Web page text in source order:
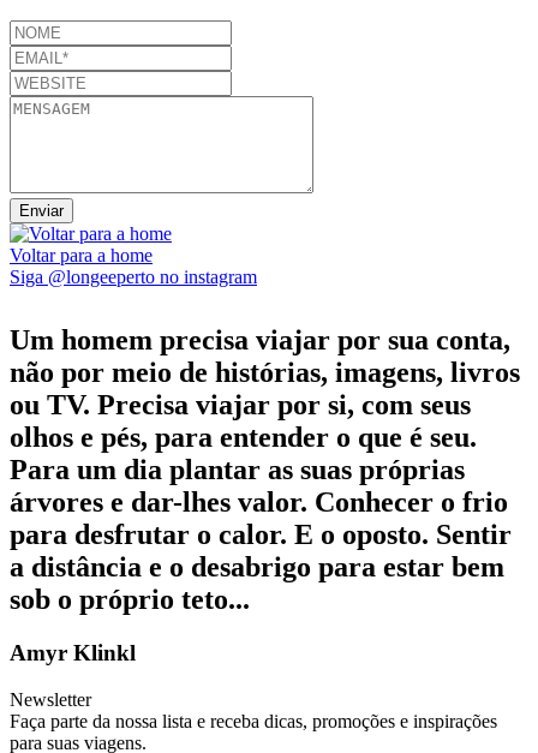
Voltar para a home
Siga @longeeperto no instagram
Um homem precisa viajar por sua conta,
não por meio de histórias, imagens, livros
ou TV. Precisa viajar por si, com seus
olhos e pés, para entender o que é seu.
Para um dia plantar as suas próprias
árvores e dar-lhes valor. Conhecer o frio
para desfrutar o calor. E o oposto. Sentir
a distância e o desabrigo para estar bem
sob o próprio teto...
Amyr Klinkl
Newsletter
Faça parte da nossa lista e receba dicas, promoções e inspirações
para suas viagens.